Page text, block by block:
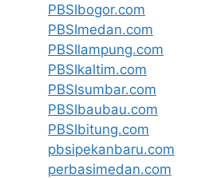
PBSIbogor.com
PBSImedan.com
PBSIlampung.com
PBSIkaltim.com
PBSIsumbar.com
PBSIbaubau.com
PBSIbitung.com
pbsipekanbaru.com
perbasimedan.com